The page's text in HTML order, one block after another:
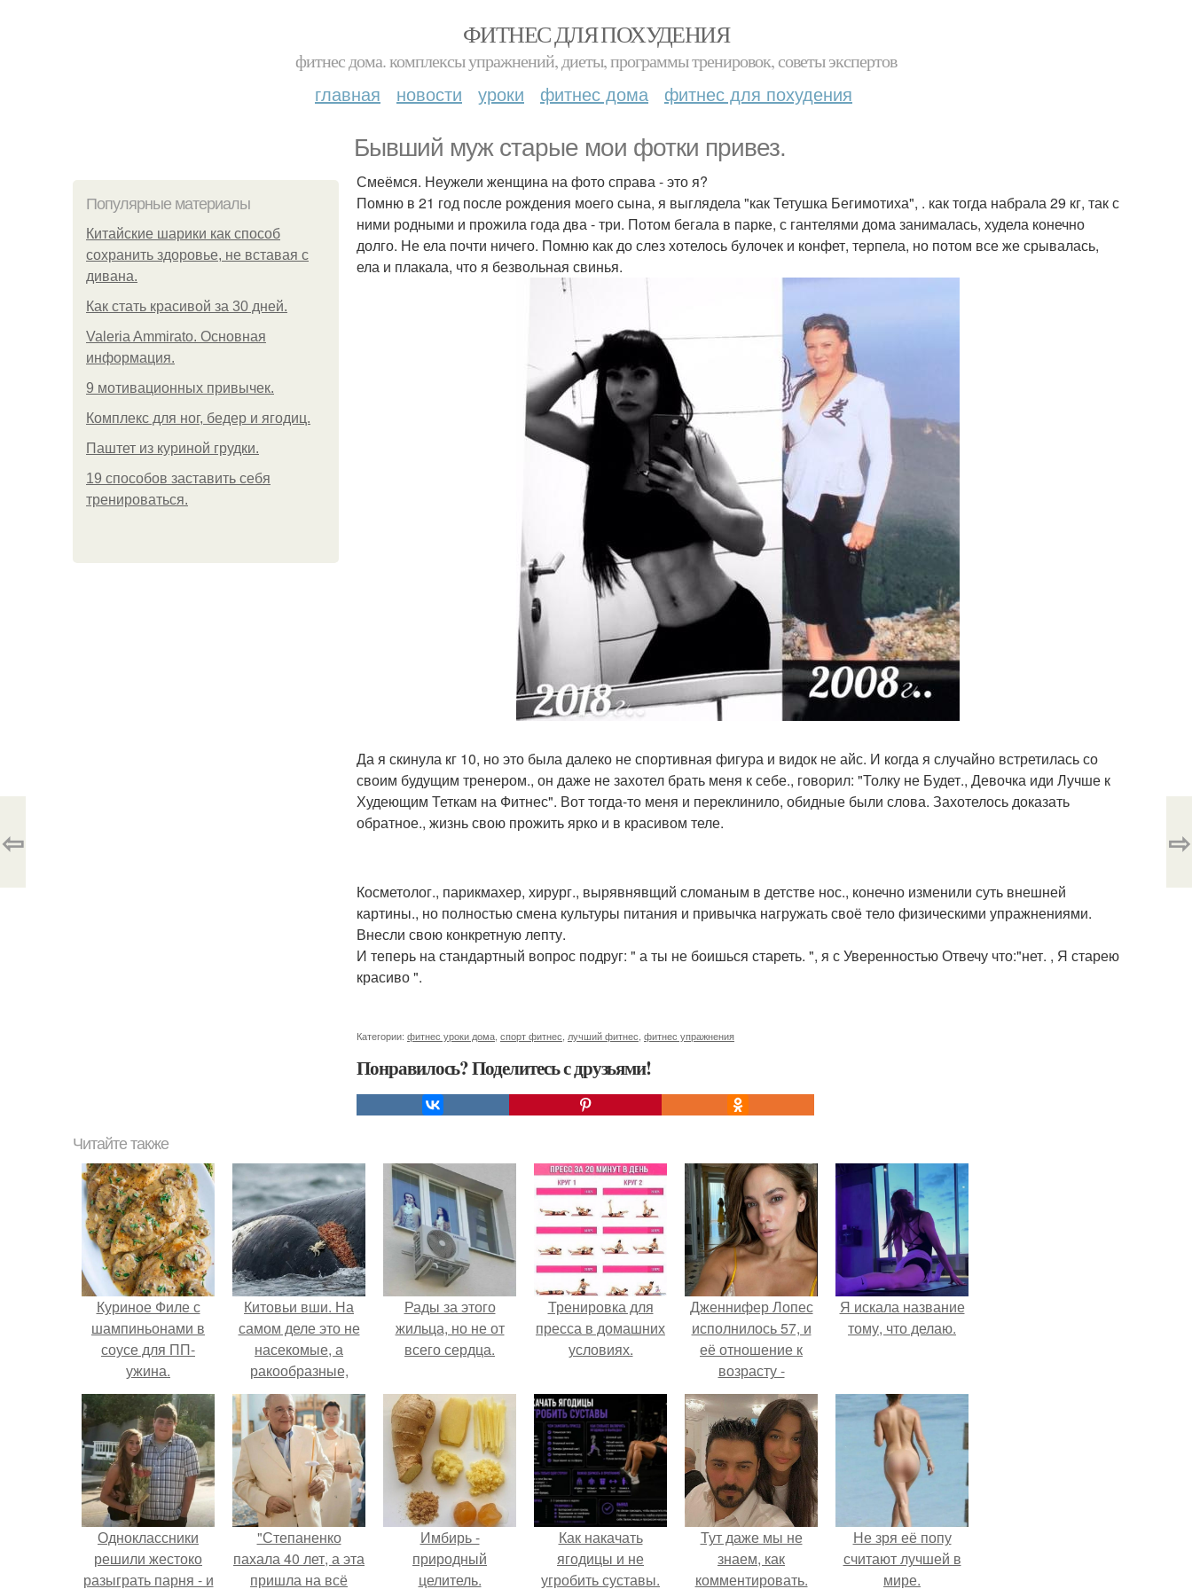
ФИТНЕС ДЛЯ ПОХУДЕНИЯ
фитнес дома. комплексы упражнений, диеты, программы тренировок, советы экспертов
главная новости уроки фитнес дома фитнес для похудения
Бывший муж старые мои фотки привез.
Популярные материалы
Китайские шарики как способ
сохранить здоровье, не вставая с
дивана.
Как стать красивой за 30 дней.
Valeria Ammirato. Основная
информация.
9 мотивационных привычек.
Комплекс для ног, бедер и ягодиц.
Паштет из куриной грудки.
19 способов заставить себя
тренироваться.
Смеёмся. Неужели женщина на фото справа - это я?
Помню в 21 год после рождения моего сына, я выглядела "как Тетушка Бегимотиха", . как тогда набрала 29 кг, так с
ними родными и прожила года два - три. Потом бегала в парке, с гантелями дома занималась, худела конечно
долго. Не ела почти ничего. Помню как до слез хотелось булочек и конфет, терпела, но потом все же срывалась,
ела и плакала, что я безвольная свинья.
Да я скинула кг 10, но это была далеко не спортивная фигура и видок не айс. И когда я случайно встретилась со
своим будущим тренером., он даже не захотел брать меня к себе., говорил: "Толку не Будет., Девочка иди Лучше к
Худеющим Теткам на Фитнес". Вот тогда-то меня и переклинило, обидные были слова. Захотелось доказать
обратное., жизнь свою прожить ярко и в красивом теле.
Косметолог., парикмахер, хирург., вырявнявщий сломаным в детстве нос., конечно изменили суть внешней
картины., но полностью смена культуры питания и привычка нагружать своё тело физическими упражнениями.
Внесли свою конкретную лепту.
И теперь на стандартный вопрос подруг: " а ты не боишься стареть. ", я с Уверенностью Отвечу что:"нет. , Я старею
красиво ".
Категории: фитнес уроки дома спорт фитнес лучший фитнес фитнес упражнения
Понравилось? Поделитесь с друзьями!
⇦ ⇨
Читайте также
Куриное Филе с
шампиньонами в
соусе для ПП-
ужина.
Китовьи вши. На
самом деле это не
насекомые, а
ракообразные,
относящиеся к
бокоплавам.
Рады за этого
жильца, но не от
всего сердца.
Тренировка для
пресса в домашних
условиях.
Дженнифер Лопес
исполнилось 57, и
её отношение к
возрасту -
настоящий
манифест
уверенности: "не
говорите, что я
отлично выгляжу
для 57.
Я искала название
тому, что делаю.
Одноклассники
решили жестоко
разыграть парня - и
"Степаненко
пахала 40 лет, а эта
пришла на всё
Имбирь -
природный
целитель.
Как накачать
ягодицы и не
угробить суставы.
Тут даже мы не
знаем, как
комментировать.
Не зря её попу
считают лучшей в
мире.